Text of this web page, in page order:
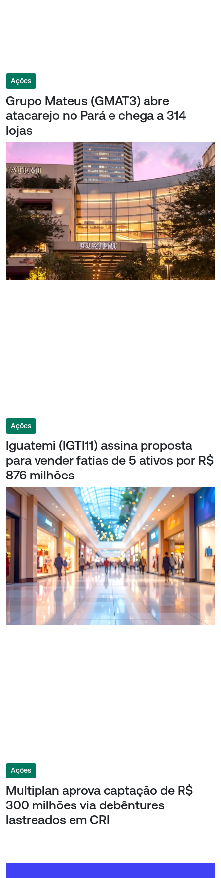
Ações
Grupo Mateus (GMAT3) abre
atacarejo no Pará e chega a 314
lojas
Ações
Iguatemi (IGTI11) assina proposta
para vender fatias de 5 ativos por R$
876 milhões
Ações
Multiplan aprova captação de R$
300 milhões via debêntures
lastreados em CRI